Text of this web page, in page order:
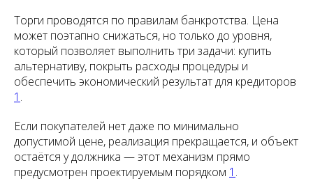
Торги проводятся по правилам банкротства. Цена
может поэтапно снижаться, но только до уровня,
который позволяет выполнить три задачи: купить
альтернативу, покрыть расходы процедуры и
обеспечить экономический результат для кредиторов
1 .
Если покупателей нет даже по минимально
допустимой цене, реализация прекращается, и объект
остаётся у должника — этот механизм прямо
предусмотрен проектируемым порядком 1 .